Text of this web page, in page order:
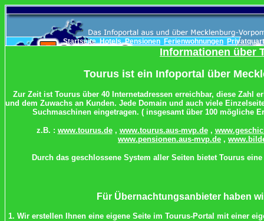
Startseite Hotels Pensionen Ferienwohnungen
Informationen über
Tourus ist ein Infoportal über
Zur Zeit ist Tourus über 40 Internetadressen erreichbar, diese Zahl
und dem Zuwachs an Kunden. Jede Domain und auch viele
Suchmaschinen eingetragen. ( insgesamt über 100 mögliche
z.B. : www.tourus.de, www.tourus.aus-mvp.de,
www.pensionen.aus-mvp.de ,
Durch das geschlossene System aller Seiten bietet Tourus
Für Übernachtungsanbieter haben
1. Wir erstellen Ihnen eine eigene Seite im Tourus-Portal mit einer